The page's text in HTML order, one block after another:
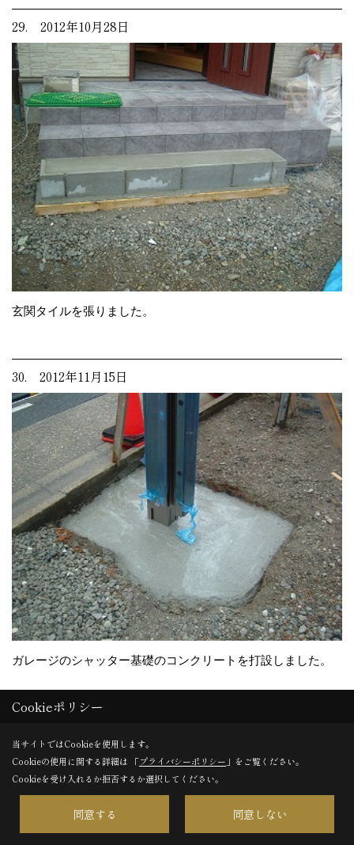
29. 2012年10月28日
玄関タイルを張りました。
30. 2012年11月15日
ガレージのシャッター基礎のコンクリートを打設しました。
Cookieポリシー
当サイトではCookieを使用します。
Cookieの使用に関する詳細は 「プライバシーポリシー 」をご覧ください。
Cookieを受け入れるか拒否するか選択してください。
同意する 同意しない